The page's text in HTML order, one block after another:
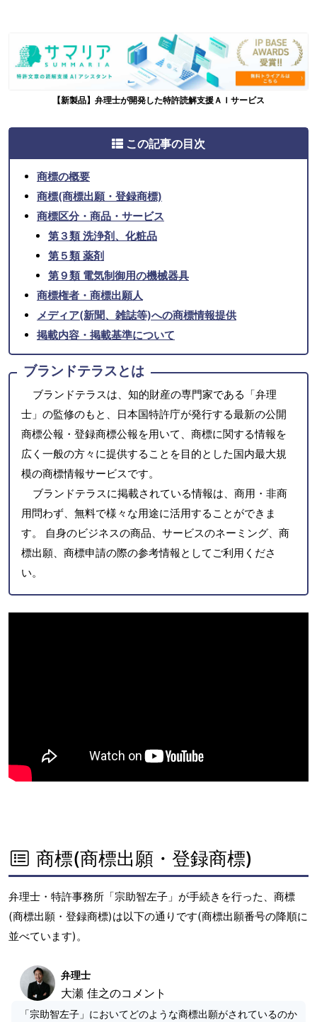
【新製品】弁理士が開発した特許読解支援ＡＩサービス
この記事の目次
商標の概要
商標(商標出願・登録商標)
商標区分・商品・サービス
第３類 洗浄剤、化粧品
第５類 薬剤
第９類 電気制御用の機械器具
商標権者・商標出願人
メディア(新聞、雑誌等)への商標情報提供
掲載内容・掲載基準について
ブランドテラスとは
ブランドテラスは、知的財産の専門家である「弁理
士」の監修のもと、日本国特許庁が発行する最新の公開
商標公報・登録商標公報を用いて、商標に関する情報を
広く一般の方々に提供することを目的とした国内最大規
模の商標情報サービスです。
ブランドテラスに掲載されている情報は、商用・非商
用問わず、無料で様々な用途に活用することができま
す。 自身のビジネスの商品、サービスのネーミング、商
標出願、商標申請の際の参考情報としてご利用くださ
い。
商標(商標出願・登録商標)
弁理士・特許事務所「宗助智左子」が手続きを行った、商標
(商標出願・登録商標)は以下の通りです(商標出願番号の降順に
並べています)。
弁理士
大瀬 佳之のコメント
「宗助智左子」においてどのような商標出願がされているのか